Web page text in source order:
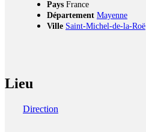
Pays France
Département Mayenne
Ville Saint-Michel-de-la-Roë
Lieu
Direction